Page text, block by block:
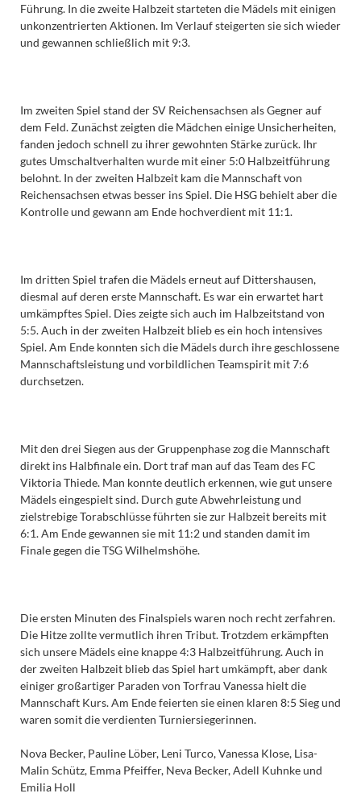
Führung. In die zweite Halbzeit starteten die Mädels mit einigen
unkonzentrierten Aktionen. Im Verlauf steigerten sie sich wieder
und gewannen schließlich mit 9:3.
Im zweiten Spiel stand der SV Reichensachsen als Gegner auf
dem Feld. Zunächst zeigten die Mädchen einige Unsicherheiten,
fanden jedoch schnell zu ihrer gewohnten Stärke zurück. Ihr
gutes Umschaltverhalten wurde mit einer 5:0 Halbzeitführung
belohnt. In der zweiten Halbzeit kam die Mannschaft von
Reichensachsen etwas besser ins Spiel. Die HSG behielt aber die
Kontrolle und gewann am Ende hochverdient mit 11:1.
Im dritten Spiel trafen die Mädels erneut auf Dittershausen,
diesmal auf deren erste Mannschaft. Es war ein erwartet hart
umkämpftes Spiel. Dies zeigte sich auch im Halbzeitstand von
5:5. Auch in der zweiten Halbzeit blieb es ein hoch intensives
Spiel. Am Ende konnten sich die Mädels durch ihre geschlossene
Mannschaftsleistung und vorbildlichen Teamspirit mit 7:6
durchsetzen.
Mit den drei Siegen aus der Gruppenphase zog die Mannschaft
direkt ins Halbfinale ein. Dort traf man auf das Team des FC
Viktoria Thiede. Man konnte deutlich erkennen, wie gut unsere
Mädels eingespielt sind. Durch gute Abwehrleistung und
zielstrebige Torabschlüsse führten sie zur Halbzeit bereits mit
6:1. Am Ende gewannen sie mit 11:2 und standen damit im
Finale gegen die TSG Wilhelmshöhe.
Die ersten Minuten des Finalspiels waren noch recht zerfahren.
Die Hitze zollte vermutlich ihren Tribut. Trotzdem erkämpften
sich unsere Mädels eine knappe 4:3 Halbzeitführung. Auch in
der zweiten Halbzeit blieb das Spiel hart umkämpft, aber dank
einiger großartiger Paraden von Torfrau Vanessa hielt die
Mannschaft Kurs. Am Ende feierten sie einen klaren 8:5 Sieg und
waren somit die verdienten Turniersiegerinnen.
Nova Becker, Pauline Löber, Leni Turco, Vanessa Klose, Lisa-
Malin Schütz, Emma Pfeiffer, Neva Becker, Adell Kuhnke und
Emilia Holl